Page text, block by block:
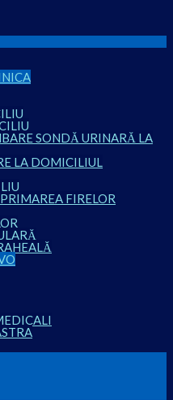
SONDĂ URINARĂ LA
LA DOMICILIUL
FIRELOR